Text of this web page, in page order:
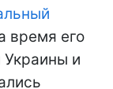
время его
Украины и